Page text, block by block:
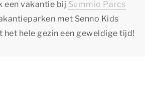
een vakantie bij Summio Parcs
met Senno Kids
het hele gezin een geweldige tijd!